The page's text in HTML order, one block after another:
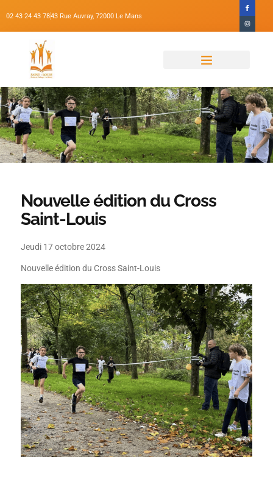
02 43 24 43 7843 Rue Auvray, 72000 Le Mans
Nouvelle édition du Cross
Saint-Louis
Jeudi 17 octobre 2024
Nouvelle édition du Cross Saint-Louis